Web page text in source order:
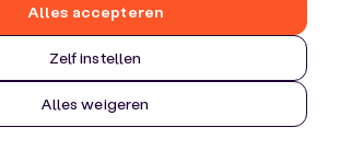
Zelf instellen
Alles weigeren
Alles accepteren